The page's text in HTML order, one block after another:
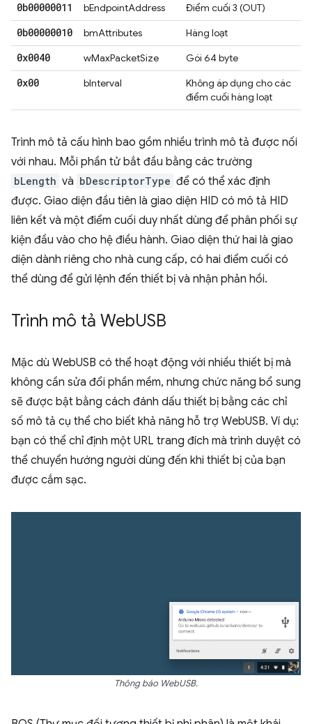
0b00000011 bEndpointAddress Điểm cuối 3 (OUT)
0b00000010 bmAttributes Hàng loạt
0x0040 wMaxPacketSize Gói 64 byte
0x00 bInterval
Không áp dụng cho các
điểm cuối hàng loạt
Trình mô tả cấu hình bao gồm nhiều trình mô tả được nối
với nhau. Mỗi phần tử bắt đầu bằng các trường
bLength và bDescriptorType để có thể xác định
được. Giao diện đầu tiên là giao diện HID có mô tả HID
liên kết và một điểm cuối duy nhất dùng để phân phối sự
kiện đầu vào cho hệ điều hành. Giao diện thứ hai là giao
diện dành riêng cho nhà cung cấp, có hai điểm cuối có
thể dùng để gửi lệnh đến thiết bị và nhận phản hồi.
Trình mô tả WebUSB
Mặc dù WebUSB có thể hoạt động với nhiều thiết bị mà
không cần sửa đổi phần mềm, nhưng chức năng bổ sung
sẽ được bật bằng cách đánh dấu thiết bị bằng các chỉ
số mô tả cụ thể cho biết khả năng hỗ trợ WebUSB. Ví dụ:
bạn có thể chỉ định một URL trang đích mà trình duyệt có
thể chuyển hướng người dùng đến khi thiết bị của bạn
được cắm sạc.
Thông báo WebUSB.